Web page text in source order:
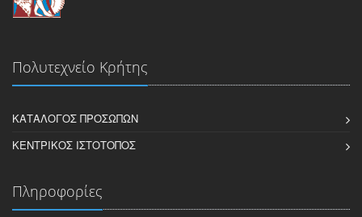
Πολυτεχνείο Κρήτης
ΚΑΤΆΛΟΓΟΣ ΠΡΟΣΏΠΩΝ
ΚΕΝΤΡΙΚΌΣ ΙΣΤΌΤΟΠΟΣ
Πληροφορίες